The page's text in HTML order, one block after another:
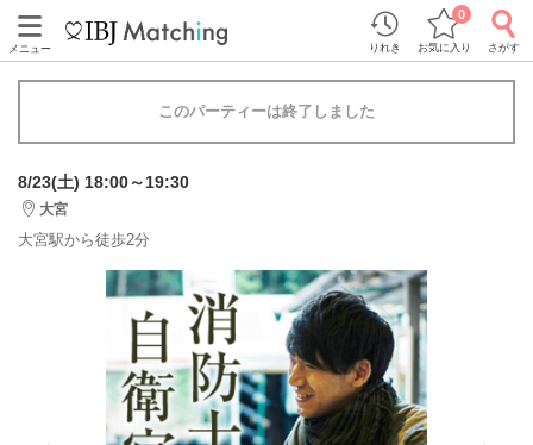
メニュー りれき お気に入り
0
さがす
このパーティーは終了しました
8/23(土) 18:00～19:30
大宮
大宮駅から徒歩2分